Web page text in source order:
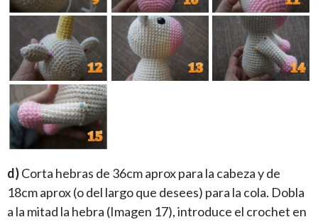
d)Corta hebras de 36cm aprox para la cabeza y de
18cm aprox (o del largo que desees) para la cola. Dobla
a la mitad la hebra (Imagen 17), introduce el crochet en